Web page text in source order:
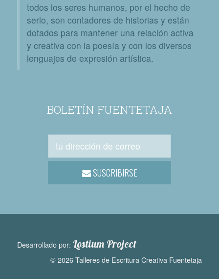
todos los seres humanos, por el hecho de
serlo, son contadores de historias y están
dotados para mantener una relación activa
y creativa con la poesía y con los diversos
lenguajes de expresión artística.
BOLETÍN FUENTETAJA
SUSCRIBIRSE
Desarrollado por: Lostium Project
© 2026 Talleres de Escritura Creativa Fuentetaja